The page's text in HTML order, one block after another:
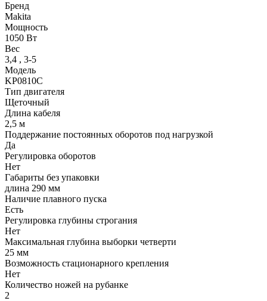
Бренд
Makita
Мощность
1050 Вт
Вес
3,4 , 3-5
Модель
KP0810C
Тип двигателя
Щеточный
Длина кабеля
2,5 м
Поддержание постоянных оборотов под нагрузкой
Да
Регулировка оборотов
Нет
Габариты без упаковки
длина 290 мм
Наличие плавного пуска
Есть
Регулировка глубины строгания
Нет
Максимальная глубина выборки четверти
25 мм
Возможность стационарного крепления
Нет
Количество ножей на рубанке
2